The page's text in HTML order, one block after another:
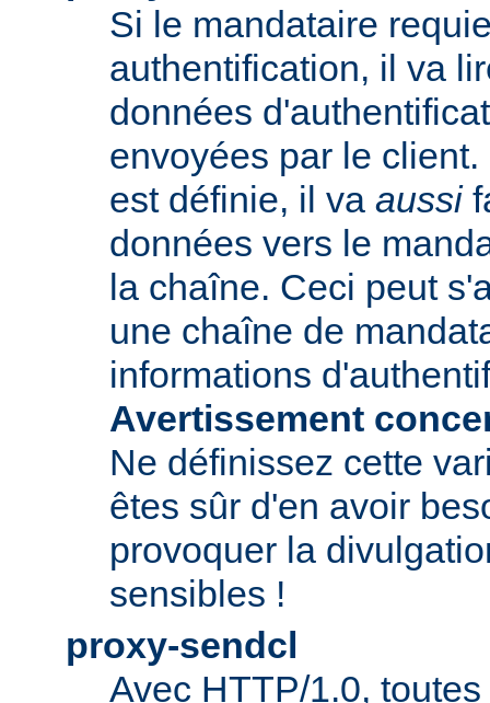
Si le mandataire
authentification, il va
données
envoyées par le
est définie, il va aussi
données vers le
la chaîne. Ceci peut
une chaîne de
informations
Avertissement
Ne définissez cette
êtes sûr d'en avoir
provoquer la
sensibles !
proxy-sendcl
Avec HTTP/1.0,